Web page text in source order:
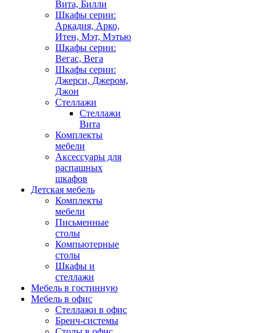
Вита, Билли
Шкафы серии:
Аркадия, Арко,
Итен, Мэт, Мэтью
Шкафы серии:
Вегас, Вега
Шкафы серии:
Джерси, Джером,
Джон
Стеллажи
Стеллажи
Вита
Комплекты
мебели
Аксессуары для
распашных
шкафов
Детская мебель
Комплекты
мебели
Письменные
столы
Компьютерные
столы
Шкафы и
стеллажи
Мебель в гостинную
Мебель в офис
Стеллажи в офис
Бренч-системы